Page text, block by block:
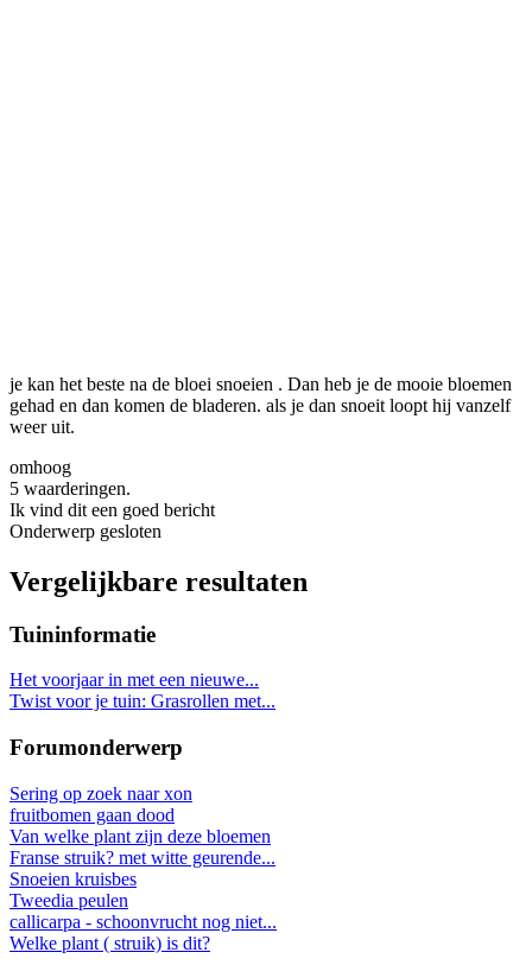
je kan het beste na de bloei snoeien . Dan heb je de mooie bloemen
gehad en dan komen de bladeren. als je dan snoeit loopt hij vanzelf
weer uit.
omhoog
5 waarderingen.
Ik vind dit een goed bericht
Onderwerp gesloten
Vergelijkbare resultaten
Tuininformatie
Het voorjaar in met een nieuwe...
Twist voor je tuin: Grasrollen met...
Forumonderwerp
Sering op zoek naar xon
fruitbomen gaan dood
Van welke plant zijn deze bloemen
Franse struik? met witte geurende...
Snoeien kruisbes
Tweedia peulen
callicarpa - schoonvrucht nog niet...
Welke plant ( struik) is dit?